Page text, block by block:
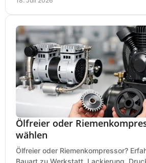
Ölfreier oder
wählen
Ölfreier oder Riemenkompressor?
Bauart zu Werkstatt, Lackierung,